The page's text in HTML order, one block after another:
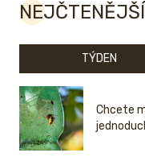
NEJČTENĚJŠÍ
TÝDEN
Chcete